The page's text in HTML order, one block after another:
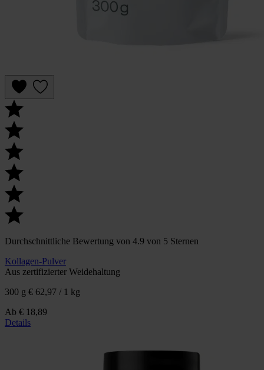
Durchschnittliche Bewertung von 4.9 von 5 Sternen
Kollagen-Pulver
Aus zertifizierter Weidehaltung
300 g € 62,97 / 1 kg
Ab € 18,89
Details